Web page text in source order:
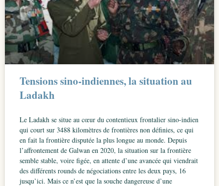
Tensions sino-indiennes, la situation au
Ladakh
Le Ladakh se situe au cœur du contentieux frontalier sino-indien
qui court sur 3488 kilomètres de frontières non définies, ce qui
en fait la frontière disputée la plus longue au monde. Depuis
l’affrontement de Galwan en 2020, la situation sur la frontière
semble stable, voire figée, en attente d’une avancée qui viendrait
des différents rounds de négociations entre les deux pays, 16
jusqu’ici. Mais ce n’est que la souche dangereuse d’une